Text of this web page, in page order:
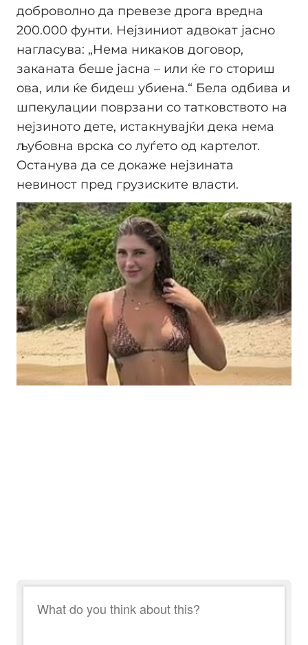
доброволно да превезе дрога вредна
200.000 фунти. Нејзиниот адвокат јасно
нагласува: „Нема никаков договор,
заканата беше јасна – или ќе го сториш
ова, или ќе бидеш убиена.“ Бела одбива и
шпекулации поврзани со татковството на
нејзиното дете, истакнувајќи дека нема
љубовна врска со луѓето од картелот.
Останува да се докаже нејзината
невиност пред грузиските власти.